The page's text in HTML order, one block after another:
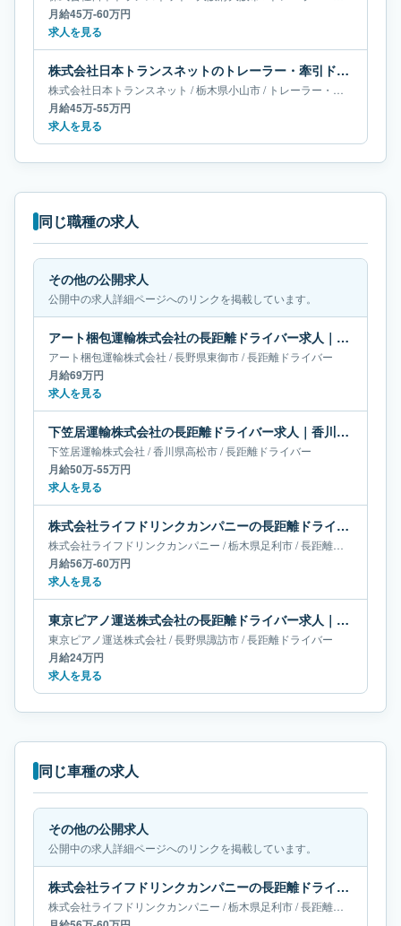
月給45万-60万円
求人を見る
株式会社日本トランスネットのトレーラー・牽引ドライバー求人｜栃木県小山市｜月給45万-55万円
株式会社日本トランスネット /栃木県小山市/ トレーラー・牽引ドライバー
月給45万-55万円
求人を見る
同じ職種の求人
その他の公開求人
公開中の求人詳細ページへのリンクを掲載しています。
アート梱包運輸株式会社の長距離ドライバー求人｜長野県東御市｜月給69万円
アート梱包運輸株式会社 /長野県東御市/長距離ドライバー
月給69万円
求人を見る
下笠居運輸株式会社の長距離ドライバー求人｜香川県高松市｜月給50万-55万円
下笠居運輸株式会社 /香川県高松市/長距離ドライバー
月給50万-55万円
求人を見る
株式会社ライフドリンクカンパニーの長距離ドライバー求人｜栃木県足利市｜月給56万-60万円
株式会社ライフドリンクカンパニー /栃木県足利市/長距離ドライバー
月給56万-60万円
求人を見る
東京ピアノ運送株式会社の長距離ドライバー求人｜長野県諏訪市｜月給24万円
東京ピアノ運送株式会社 /長野県諏訪市/長距離ドライバー
月給24万円
求人を見る
同じ車種の求人
その他の公開求人
公開中の求人詳細ページへのリンクを掲載しています。
株式会社ライフドリンクカンパニーの長距離ドライバー求人｜栃木県足利市｜月給56万-60万円
株式会社ライフドリンクカンパニー /栃木県足利市/長距離ドライバー